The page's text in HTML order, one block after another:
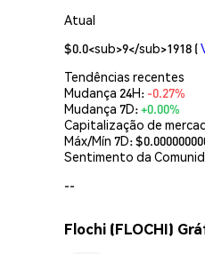
Atual
$0.0<sub>9</sub>1918 (
Tendências recentes
Mudança 24H: -0.27%
Mudança 7D:+0.00%
Capitalização de
Máx/Mín 7D: $
Sentimento da
--
Flochi (FLOCHI)